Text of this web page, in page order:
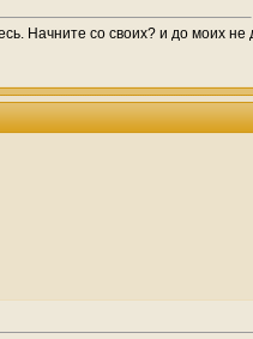
Начните со своих? и до моих не